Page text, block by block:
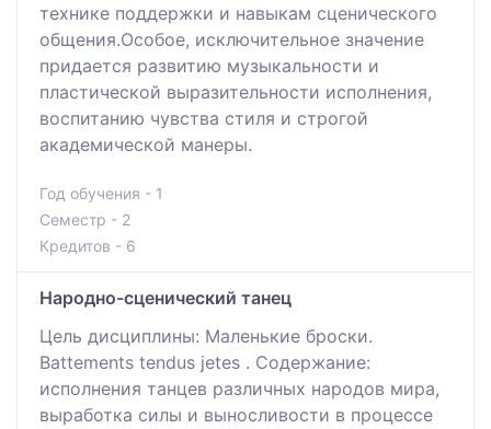
технике поддержки и навыкам сценического
общения.Особое, исключительное значение
придается развитию музыкальности и
пластической выразительности исполнения,
воспитанию чувства стиля и строгой
академической манеры.
Год обучения - 1
Семестр - 2
Кредитов - 6
Народно-сценический танец
Цель дисциплины: Маленькие броски.
Battements tendus jetes . Содержание:
исполнения танцев различных народов мира,
выработка силы и выносливости в процессе